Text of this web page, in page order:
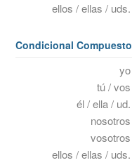
ellos / ellas / uds.
Condicional Compuesto
yo
tú / vos
él / ella / ud.
nosotros
vosotros
ellos / ellas / uds.